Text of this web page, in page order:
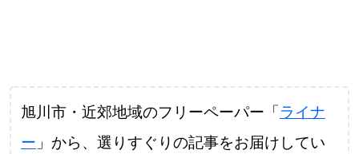
旭川市・近郊地域のフリーペーパー「ライナ
ー 」から、選りすぐりの記事をお届けしてい